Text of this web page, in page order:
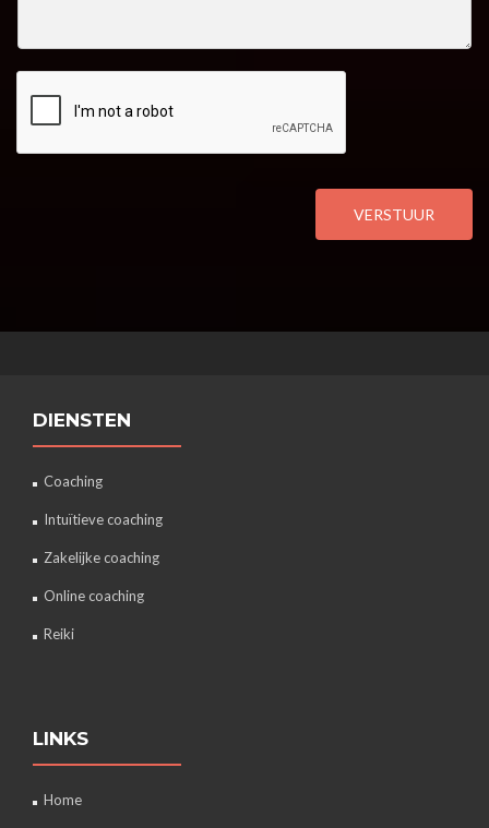
VERSTUUR
DIENSTEN
Coaching
Intuïtieve coaching
Zakelijke coaching
Online coaching
Reiki
LINKS
Home